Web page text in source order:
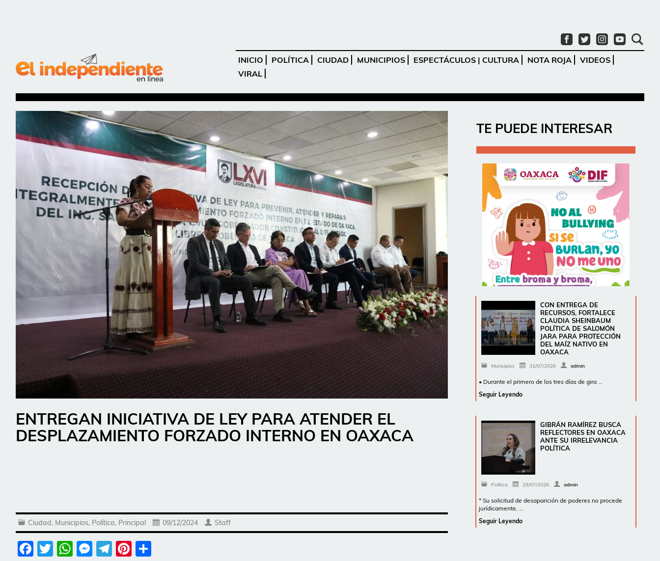
INICIO POLÍTICA CIUDAD MUNICIPIOS ESPECTÁCULOS | CULTURA NOTA ROJA
VIDEOS
VIRAL
ENTREGAN INICIATIVA DE LEY PARA ATENDER EL
DESPLAZAMIENTO FORZADO INTERNO EN OAXACA
Ciudad, Municipios, Política, Principal 09/12/2024 Staff
Facebook
Twitter
WhatsApp
Messenger
Telegram
Pinterest
TE PUEDE INTERESAR
CON ENTREGA DE
RECURSOS, FORTALECE
CLAUDIA SHEINBAUM
POLÍTICA DE SALOMÓN
JARA PARA PROTECCIÓN
DEL MAÍZ NATIVO EN
OAXACA
Municipios 31/07/2026 admin
• Durante el primero de los tres días de gira …
Seguir Leyendo
GIBRÁN RAMÍREZ BUSCA
REFLECTORES EN OAXACA
ANTE SU IRRELEVANCIA
POLÍTICA
Política 29/07/2026 admin
* Su solicitud de desaparición de poderes no procede
jurídicamente, …
Seguir Leyendo